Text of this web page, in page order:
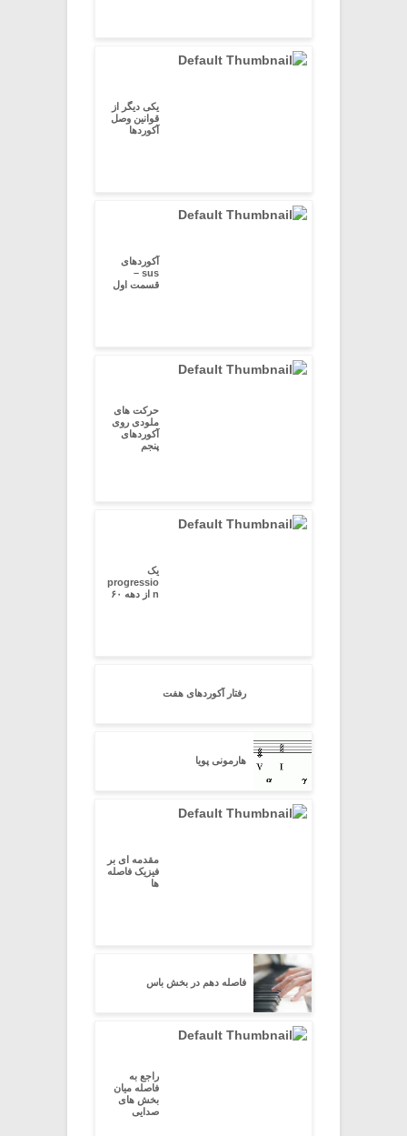
یکی دیگر از
قوانین وصل
آکوردها
آکوردهای
sus –
قسمت اول
حرکت های
ملودی روی
آکوردهای
پنجم
یک
progressio
n از دهه ۶۰
رفتار آکوردهای هفت
هارمونی پویا
مقدمه ای بر
فیزیک فاصله
ها
فاصله دهم در بخش باس
راجع به
فاصله میان
بخش های
صدایی